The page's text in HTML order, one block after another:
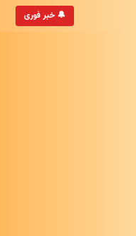
🔔 خبر فوری
• به‌روزترین خبرگزاری ایرانی